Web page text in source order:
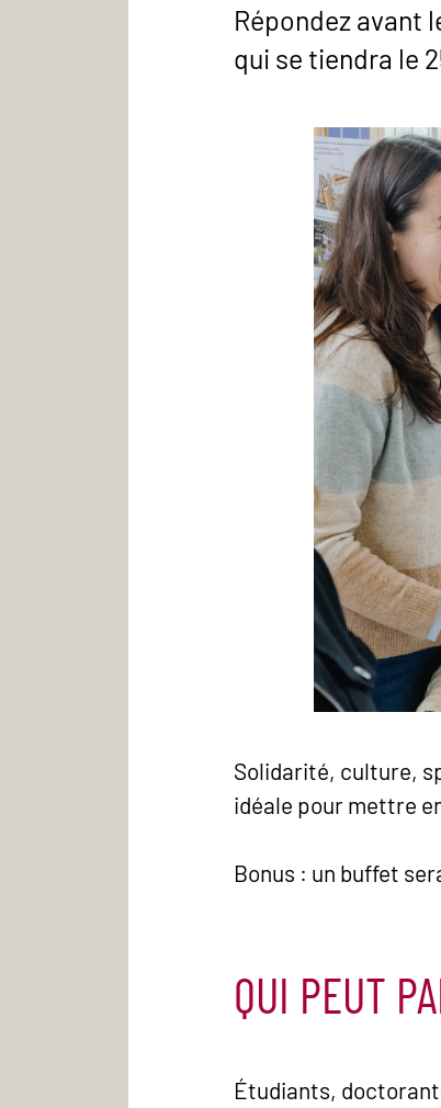
Répondez avant
qui se tiendra le
Solidarité, culture,
idéale pour mettre
Bonus : un buffet
QUI PEUT
Étudiants,